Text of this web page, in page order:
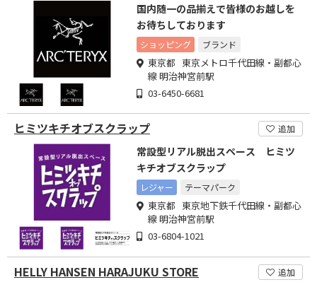
国内随一の品揃えで皆様のお越しを
お待ちしております
ショッピング ブランド
東京都 東京メトロ千代田線・副都心
線 明治神宮前駅
03-6450-6681
ヒミツキチオブスクラップ 追加
常設型リアル脱出スペース ヒミツ
キチオブスクラップ
レジャー テーマパーク
東京都 東京地下鉄千代田線・副都心
線 明治神宮前駅
03-6804-1021
HELLY HANSEN HARAJUKU STORE 追加